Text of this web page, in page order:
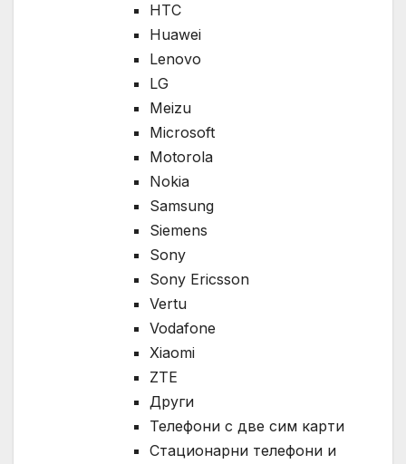
HTC
Huawei
Lenovo
LG
Meizu
Microsoft
Motorola
Nokia
Samsung
Siemens
Sony
Sony Ericsson
Vertu
Vodafone
Xiaomi
ZTE
Други
Телефони с две сим карти
Стационарни телефони и